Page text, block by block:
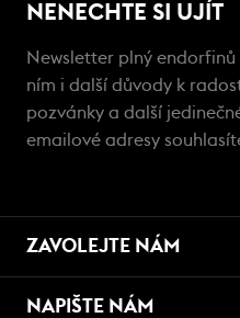
NENECHTE SI UJÍT
Newsletter plný endorfinů
ním i další důvody k
pozvánky a další
emailové adresy
ZAVOLEJTE NÁM
NAPIŠTE NÁM